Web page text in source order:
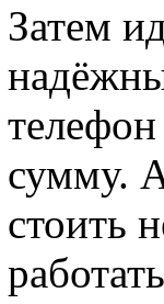
Затем
сумму.
стоить